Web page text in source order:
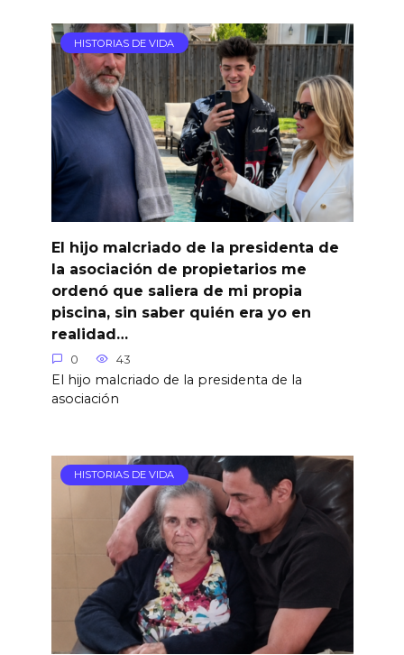
HISTORIAS DE VIDA
El hijo malcriado de la presidenta de
la asociación de propietarios me
ordenó que saliera de mi propia
piscina, sin saber quién era yo en
realidad…
0 43
El hijo malcriado de la presidenta de la
asociación
HISTORIAS DE VIDA